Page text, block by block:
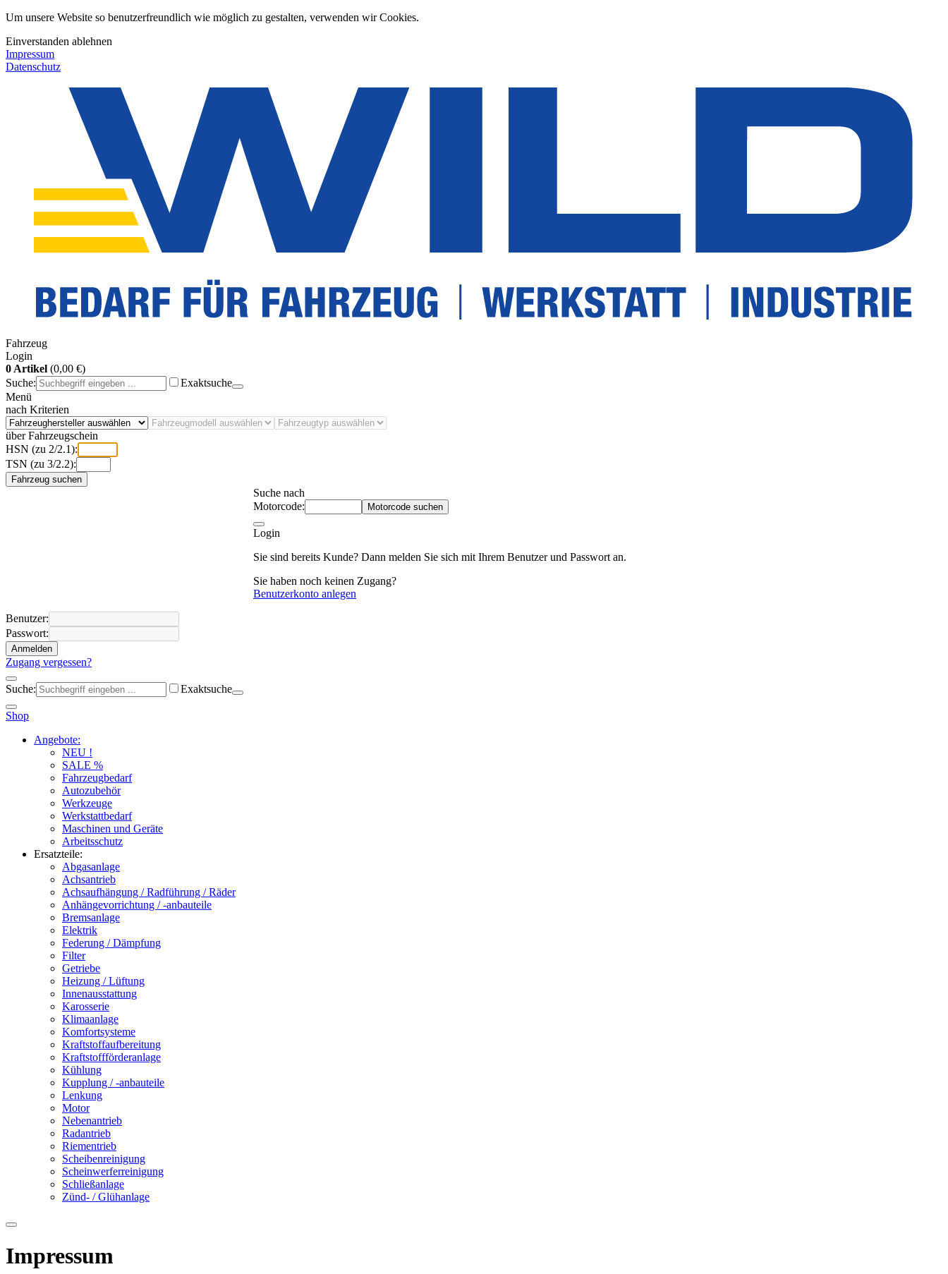
Um unsere Website so benutzerfreundlich wie möglich zu gestalten, verwenden wir Cookies.
Einverstanden ablehnen
Impressum
Datenschutz
Fahrzeug
Login
0 Artikel (0,00 €)
Suche:
Exaktsuche
Menü
nach Kriterien
über Fahrzeugschein
HSN (zu 2/2.1):
TSN (zu 3/2.2):
Fahrzeug suchen
Suche nach
Motorcode:
Motorcode suchen
Login
Sie sind bereits Kunde? Dann melden Sie sich mit Ihrem Benutzer und Passwort an.
Sie haben noch keinen Zugang?
Benutzerkonto anlegen
Benutzer:
Passwort:
Anmelden
Zugang vergessen?
Suche: Exaktsuche
Shop
Angebote:
NEU !
SALE %
Fahrzeugbedarf
Autozubehör
Werkzeuge
Werkstattbedarf
Maschinen und Geräte
Arbeitsschutz
Ersatzteile:
Abgasanlage
Achsantrieb
Achsaufhängung / Radführung / Räder
Anhängevorrichtung / -anbauteile
Bremsanlage
Elektrik
Federung / Dämpfung
Filter
Getriebe
Heizung / Lüftung
Innenausstattung
Karosserie
Klimaanlage
Komfortsysteme
Kraftstoffaufbereitung
Kraftstoffförderanlage
Kühlung
Kupplung / -anbauteile
Lenkung
Motor
Nebenantrieb
Radantrieb
Riementrieb
Scheibenreinigung
Scheinwerferreinigung
Schließanlage
Zünd- / Glühanlage
Impressum